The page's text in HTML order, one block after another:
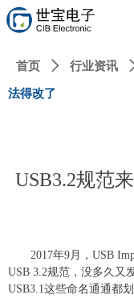
USB3.2规范
2017年9月，USB
USB 3.2规范，没多久又
USB3.1这些命名通通都
首页 ꄲ 行业资讯
法得改了